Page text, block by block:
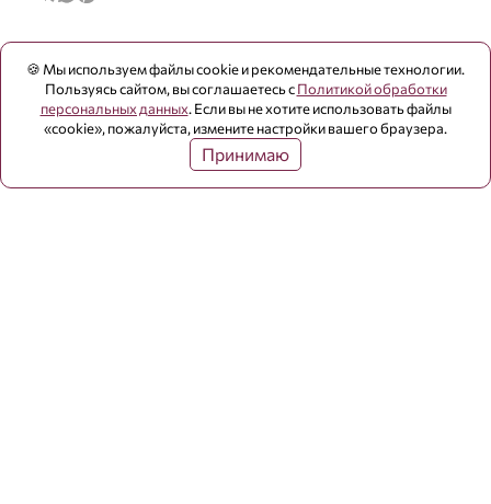
🍪 Мы используем файлы cookie и рекомендательные технологии.
Пользуясь сайтом, вы соглашаетесь сПолитикой обработки
персональных данных. Если вы не хотите использовать файлы
«cookie», пожалуйста, измените настройки вашего браузера.
Принимаю